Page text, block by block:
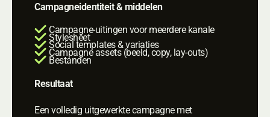
Campagne­identiteit & middelen
Campagne-uitingen voor meerdere kanale
Stylesheet
Social templates & variaties
Campagne assets (beeld, copy, lay-outs)
Bestanden
Resultaat
Een volledig uitgewerkte campagne met